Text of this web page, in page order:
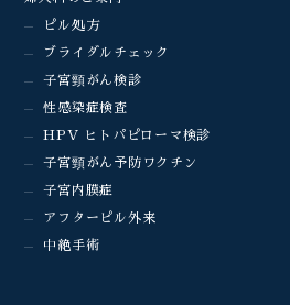
ピル処方
ブライダルチェック
子宮頸がん検診
性感染症検査
HPV ヒトパピローマ検診
子宮頸がん予防ワクチン
子宮内膜症
アフターピル外来
中絶手術